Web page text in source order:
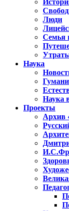
Люди
Семья
Наука
Наука
Проекты
Архив